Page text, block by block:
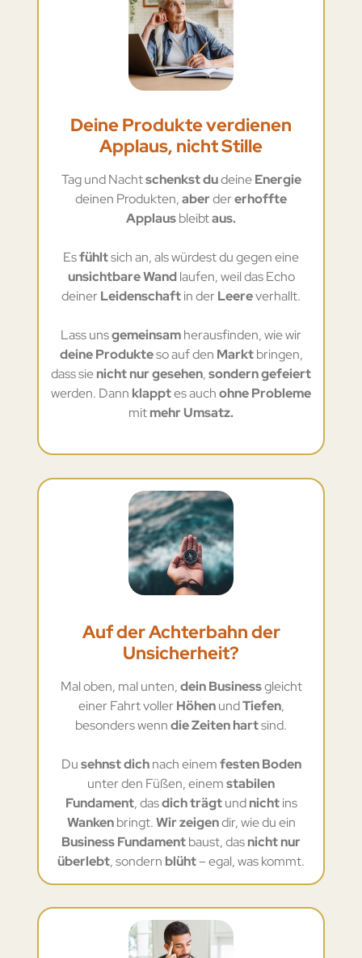
Deine Produkte verdienen
Applaus, nicht Stille
Tag und Nachtschenkst dudeineEnergie
deinen Produkten,aberdererhoffte
Applausbleibtaus.
Esfühltsich an, als würdest du gegen eine
unsichtbare Wandlaufen, weil das Echo
deinerLeidenschaftin derLeereverhallt.
Lass unsgemeinsamherausfinden, wie wir
deine Produkteso auf den Marktbringen,
dass sienicht nur gesehen,sondern gefeiert
werden. Dann klapptes auchohne Probleme
mitmehr Umsatz.
Auf der Achterbahn der
Unsicherheit?
Mal oben, mal unten,dein Businessgleicht
einer Fahrt vollerHöhenundTiefen,
besonders wenndie Zeiten hartsind.
Dusehnst dichnach einemfesten Boden
unter den Füßen, einemstabilen
Fundament, dasdich trägtundnichtins
Wankenbringt.Wir zeigendir, wie du ein
Business Fundamentbaust, dasnicht nur
überlebt, sondern blüht– egal, was kommt.